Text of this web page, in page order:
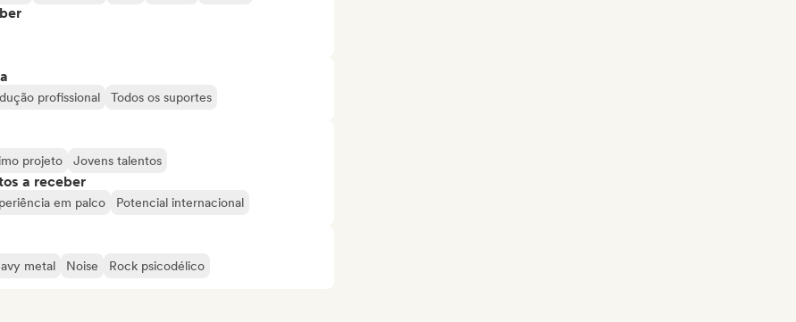
profissional Todos os suportes
projeto Jovens talentos
a receber
em palco Potencial internacional
metal Noise Rock psicodélico